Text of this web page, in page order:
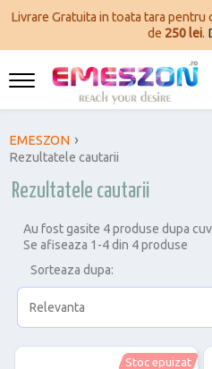
Livrare Gratuita in toata tara
de 250 lei.
EMESZON
Rezultatele cautarii
Rezultatele cautarii
Au fost gasite 4 produse dupa
Se afiseaza 1-4 din 4 produse
Sorteaza dupa:
Relevanta
Stoc epuizat